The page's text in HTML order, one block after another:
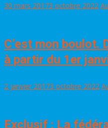
30 mars 20173 octobre 2022
C’est mon boulot.
à partir du 1er
2 janvier 20173 octobre 2022
Exclusif : La